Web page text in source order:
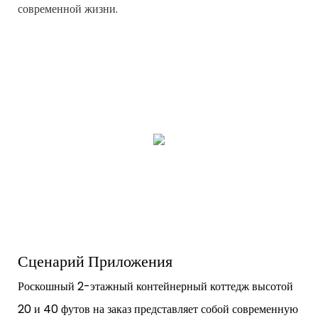
современной жизни.
Сценарий Приложения
Роскошный 2-этажный контейнерный коттедж высотой
20 и 40 футов на заказ представляет собой современную